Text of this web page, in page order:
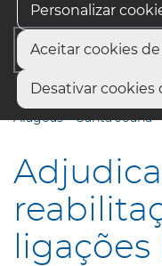
Personalizar
Aceitar cookies
Desativar cookies
Início
Adjudicada
Alagoas – Santa Joana